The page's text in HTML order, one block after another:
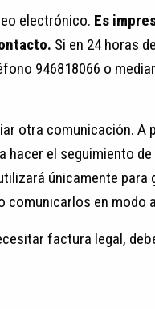
electrónico. Es
Si en 24 horas
946818066 o
otra comunicación. A
el seguimiento
únicamente
en modo
factura legal,